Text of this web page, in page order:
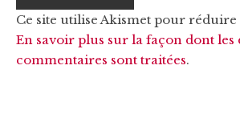
Ce site utilise Akismet pour réduire
En savoir plus sur la façon dont les
commentaires sont traitées.